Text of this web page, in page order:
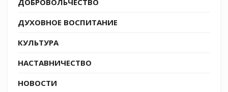
ДОБРОВОЛЬЧЕСТВО
ДУХОВНОЕ ВОСПИТАНИЕ
КУЛЬТУРА
НАСТАВНИЧЕСТВО
НОВОСТИ